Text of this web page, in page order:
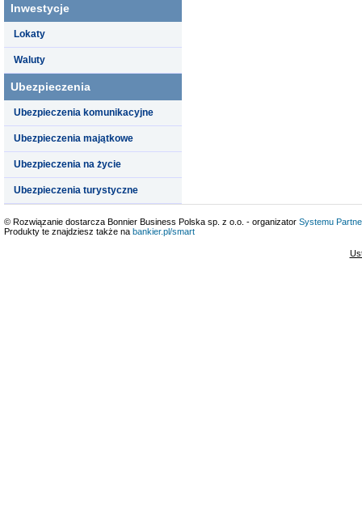
Inwestycje
Lokaty
Waluty
Ubezpieczenia
Ubezpieczenia komunikacyjne
Ubezpieczenia majątkowe
Ubezpieczenia na życie
Ubezpieczenia turystyczne
© Rozwiązanie dostarcza Bonnier Business Polska sp. z o.o. - organizator Systemu
Produkty te znajdziesz także na bankier.pl/smart